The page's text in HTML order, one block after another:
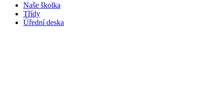
Naše školka
Třídy
Úřední deska